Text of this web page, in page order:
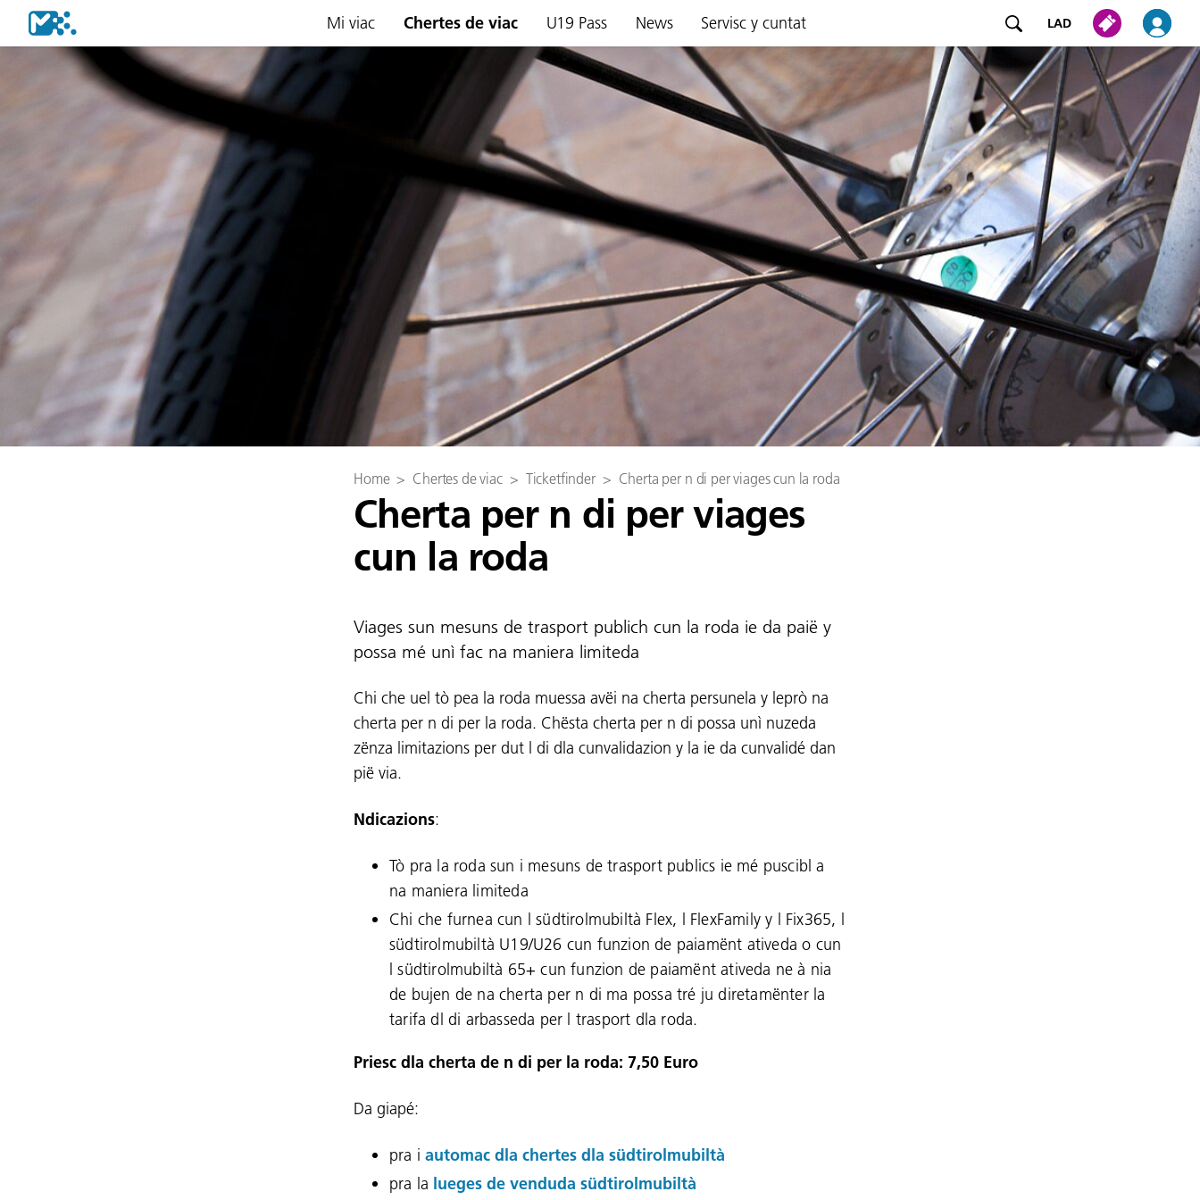
Mi viac Chertes de viac U19 Pass News Servisc y cuntat LAD
Home > Chertes de viac > Ticketfinder > Cherta per n di per viages cun la roda
Cherta per n di per viages
cun la roda
Viages sun mesuns de trasport publich cun la roda ie da paië y
possa mé unì fac na maniera limiteda
Chi che uel tò pea la roda muessa avëi na cherta persunela y leprò na
cherta per n di per la roda. Chësta cherta per n di possa unì nuzeda
zënza limitazions per dut l di dla cunvalidazion y la ie da cunvalidé dan
pië via.
Ndicazions:
Tò pra la roda sun i mesuns de trasport publics ie mé puscibl a
na maniera limiteda
Chi che furnea cun l südtirolmubiltà Flex, l FlexFamily y l Fix365, l
südtirolmubiltà U19/U26 cun funzion de paiamënt ativeda o cun
l südtirolmubiltà 65+ cun funzion de paiamënt ativeda ne à nia
de bujen de na cherta per n di ma possa tré ju diretamënter la
tarifa dl di arbasseda per l trasport dla roda.
Priesc dla cherta de n di per la roda: 7,50 Euro
Da giapé:
pra iautomac dla chertes dla südtirolmubiltà
pra la lueges de venduda südtirolmubiltà